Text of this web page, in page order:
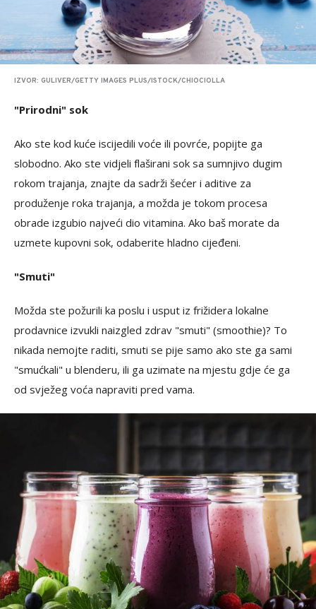
IZVOR: GULIVER/GETTY IMAGES PLUS/ISTOCK/CHIOCIOLLA
"Prirodni" sok
Ako ste kod kuće iscijedili voće ili povrće, popijte ga
slobodno. Ako ste vidjeli flaširani sok sa sumnjivo dugim
rokom trajanja, znajte da sadrži šećer i aditive za
produženje roka trajanja, a možda je tokom procesa
obrade izgubio najveći dio vitamina. Ako baš morate da
uzmete kupovni sok, odaberite hladno cijeđeni.
"Smuti"
Možda ste požurili ka poslu i usput iz frižidera lokalne
prodavnice izvukli naizgled zdrav "smuti" (smoothie)? To
nikada nemojte raditi, smuti se pije samo ako ste ga sami
"smućkali" u blenderu, ili ga uzimate na mjestu gdje će ga
od svježeg voća napraviti pred vama.